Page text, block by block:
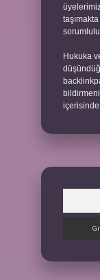
Hukuka
içerisinde